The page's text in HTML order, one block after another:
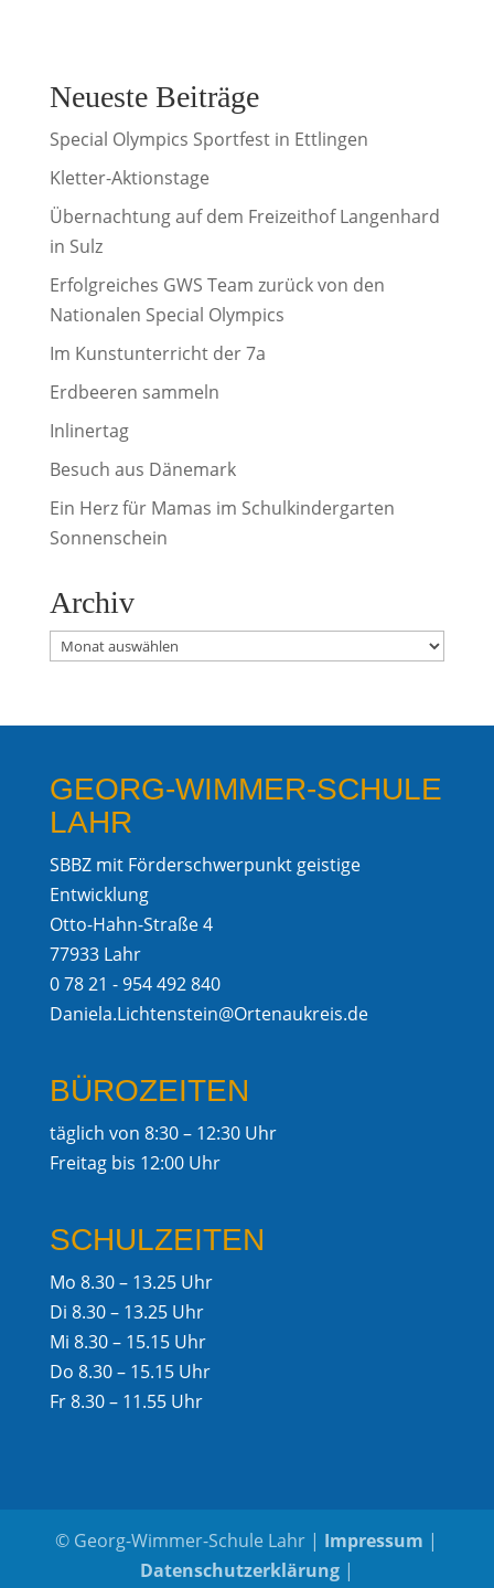
Neueste Beiträge
Special Olympics Sportfest in Ettlingen
Kletter-Aktionstage
Übernachtung auf dem Freizeithof Langenhard
in Sulz
Erfolgreiches GWS Team zurück von den
Nationalen Special Olympics
Im Kunstunterricht der 7a
Erdbeeren sammeln
Inlinertag
Besuch aus Dänemark
Ein Herz für Mamas im Schulkindergarten
Sonnenschein
Archiv
Archiv
GEORG-WIMMER-SCHULE
LAHR
SBBZ mit Förderschwerpunkt geistige
Entwicklung
Otto-Hahn-Straße 4
77933 Lahr
0 78 21 - 954 492 840
Daniela.Lichtenstein@Ortenaukreis.de
BÜROZEITEN
täglich von 8:30 – 12:30 Uhr
Freitag bis 12:00 Uhr
SCHULZEITEN
Mo 8.30 – 13.25 Uhr
Di 8.30 – 13.25 Uhr
Mi 8.30 – 15.15 Uhr
Do 8.30 – 15.15 Uhr
Fr 8.30 – 11.55 Uhr
© Georg-Wimmer-Schule Lahr | Impressum |
Datenschutzerklärung|